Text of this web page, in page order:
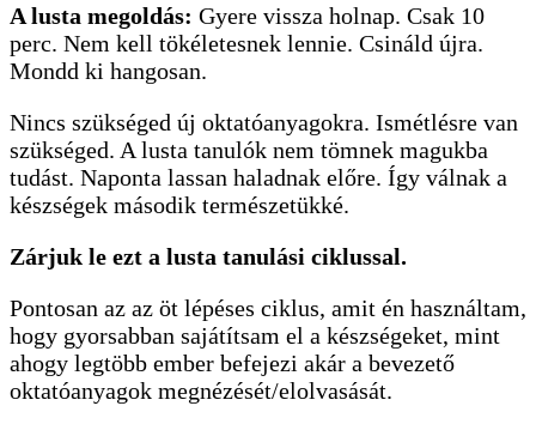
A lusta megoldás: Gyere vissza holnap. Csak 10
perc. Nem kell tökéletesnek lennie. Csináld újra.
Mondd ki hangosan.
Nincs szükséged új oktatóanyagokra. Ismétlésre van
szükséged. A lusta tanulók nem tömnek magukba
tudást. Naponta lassan haladnak előre. Így válnak a
készségek második természetükké.
Zárjuk le ezt a lusta tanulási ciklussal.
Pontosan az az öt lépéses ciklus, amit én használtam,
hogy gyorsabban sajátítsam el a készségeket, mint
ahogy legtöbb ember befejezi akár a bevezető
oktatóanyagok megnézését/elolvasását.